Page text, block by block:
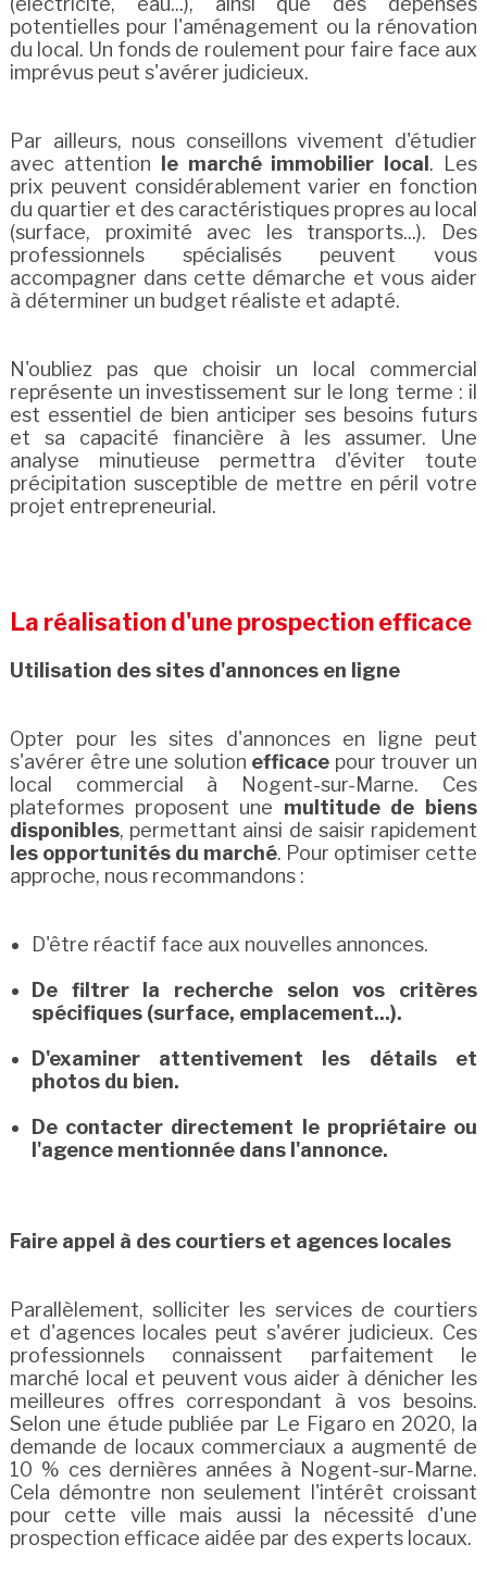
potentielles pour l'aménagement ou la rénovation
du local. Un fonds de roulement pour faire face aux
imprévus peut s'avérer judicieux.
Par ailleurs, nous conseillons vivement d'étudier
avec attention
le marché immobilier local . Les
prix peuvent considérablement varier en fonction
du quartier et des caractéristiques propres au local
(surface, proximité avec les transports...). Des
professionnels spécialisés peuvent vous
accompagner dans cette démarche et vous aider
à déterminer un budget réaliste et adapté.
N'oubliez pas que choisir un local commercial
représente un investissement sur le long terme : il
est essentiel de bien anticiper ses besoins futurs
et sa capacité financière à les assumer. Une
analyse minutieuse permettra d'éviter toute
précipitation susceptible de mettre en péril votre
projet entrepreneurial.
La réalisation d'une prospection efficace
Utilisation des sites d'annonces en ligne
Opter pour les sites d'annonces en ligne peut
s'avérer être une solution efficace pour trouver un
local commercial à Nogent-sur-Marne. Ces
plateformes proposent une multitude de biens
disponibles, permettant ainsi de saisir rapidement
les opportunités du marché. Pour optimiser cette
approche, nous recommandons :
D'être réactif face aux nouvelles annonces.
De filtrer la recherche selon vos critères
spécifiques (surface, emplacement...).
D'examiner attentivement les détails et
photos du bien.
De contacter directement le propriétaire ou
l'agence mentionnée dans l'annonce.
Faire appel à des courtiers et agences locales
Parallèlement, solliciter les services de courtiers
et d'agences locales peut s'avérer judicieux. Ces
professionnels connaissent parfaitement le
marché local et peuvent vous aider à dénicher les
meilleures offres correspondant à vos besoins.
Selon une étude publiée par Le Figaro en 2020, la
demande de locaux commerciaux a augmenté de
10 % ces dernières années à Nogent-sur-Marne.
Cela démontre non seulement l'intérêt croissant
pour cette ville mais aussi la nécessité d'une
prospection efficace aidée par des experts locaux.